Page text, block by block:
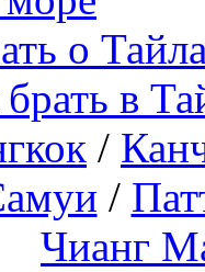
о
в
/
/
Чианг